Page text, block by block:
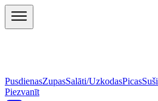
PusdienasZupasSalāti/UzkodasPicasSuši
Piezvanīt